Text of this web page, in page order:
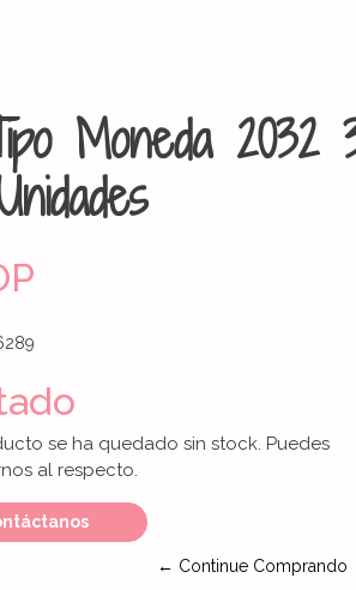
Moneda 2032
se ha quedado sin stock. Puedes
al respecto.
← Continue Comprando